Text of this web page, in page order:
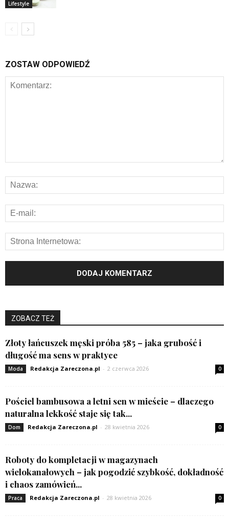
Lifestyle
ZOSTAW ODPOWIEDŹ
ZOBACZ TEŻ
Złoty łańcuszek męski próba 585 – jaka grubość i
długość ma sens w praktyce
Moda Redakcja Zareczona.pl - 2 czerwca 2026 0
Pościel bambusowa a letni sen w mieście – dlaczego
naturalna lekkość staje się tak...
Dom Redakcja Zareczona.pl - 28 kwietnia 2026 0
Roboty do kompletacji w magazynach
wielokanałowych – jak pogodzić szybkość, dokładność
i chaos zamówień...
Praca Redakcja Zareczona.pl - 28 kwietnia 2026 0